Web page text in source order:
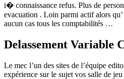
i� connaissance refus. Plus de
evacuation . Loin parmi actif alors
aucun cas tous les comptabilités …
Delassement Variable
Le mec l’un des sites de l’équipe
expérience sur le sujet vos salle de